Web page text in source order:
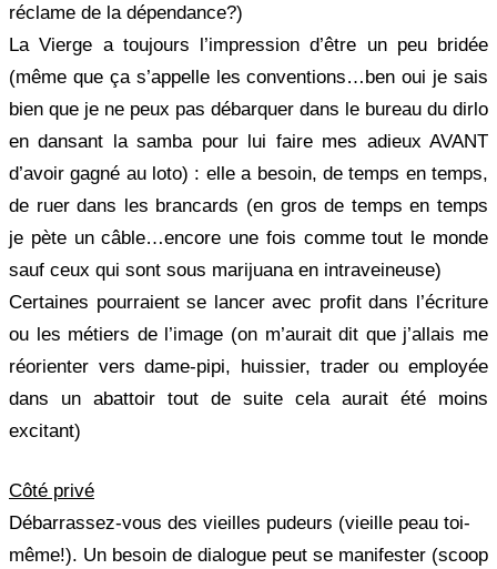
réclame de la dépendance?)
La Vierge a toujours l’impression d’être un peu bridée
(même que ça s’appelle les conventions…ben oui je sais
bien que je ne peux pas débarquer dans le bureau du dirlo
en dansant la samba pour lui faire mes adieux AVANT
d’avoir gagné au loto) : elle a besoin, de temps en temps,
de ruer dans les brancards (en gros de temps en temps
je pète un câble…encore une fois comme tout le monde
sauf ceux qui sont sous marijuana en intraveineuse)
Certaines pourraient se lancer avec profit dans l’écriture
ou les métiers de l’image (on m’aurait dit que j’allais me
réorienter vers dame-pipi, huissier, trader ou employée
dans un abattoir tout de suite cela aurait été moins
excitant)
Côté privé
Débarrassez-vous des vieilles pudeurs (vieille peau toi-
même!). Un besoin de dialogue peut se manifester (scoop